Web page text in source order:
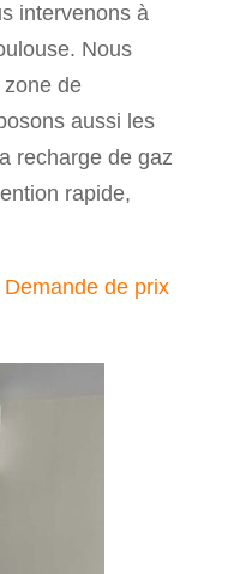
intervenons à
Nous
de
aussi les
recharge de gaz
rapide,
de prix